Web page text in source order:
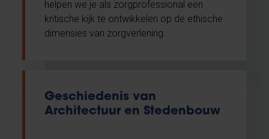
helpen we je als zorgprofessional een
kritische kijk te ontwikkelen op de ethische
dimensies van zorgverlening.
Geschiedenis van
Architectuur en Stedenbouw